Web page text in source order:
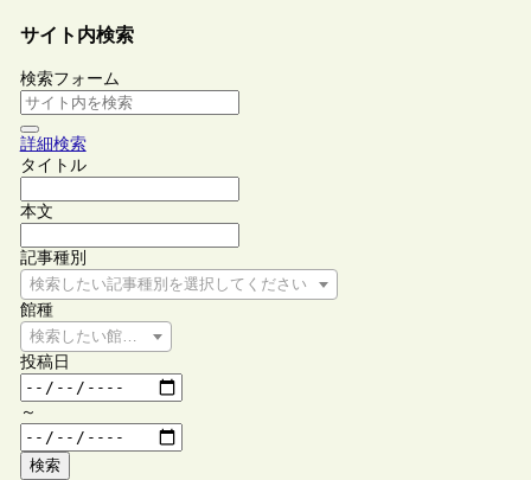
サイト内検索
検索フォーム
詳細検索
タイトル
本文
記事種別
検索したい記事種別を選択してください
館種
検索したい館種を選択してください
投稿日
～
検索